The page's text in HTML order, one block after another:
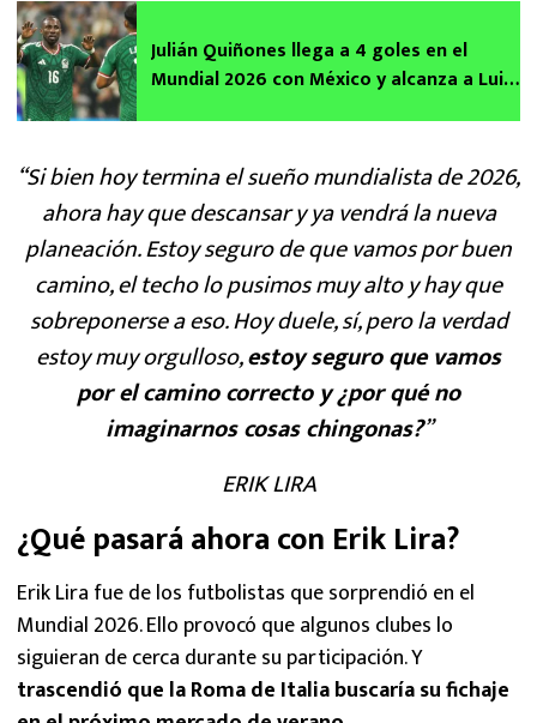
Julián Quiñones llega a 4 goles en el
Mundial 2026 con México y alcanza a Luis
“Si bien hoy termina el sueño mundialista de 2026,
ahora hay que descansar y ya vendrá la nueva
planeación. Estoy seguro de que vamos por buen
camino, el techo lo pusimos muy alto y hay que
sobreponerse a eso. Hoy duele, sí, pero la verdad
estoy muy orgulloso,estoy seguro que vamos
por el camino correcto y ¿por qué no
imaginarnos cosas chingonas?”
ERIK LIRA
¿Qué pasará ahora con Erik Lira?
Erik Lira fue de los futbolistas que sorprendió en el
Mundial 2026. Ello provocó que algunos clubes lo
siguieran de cerca durante su participación. Y
trascendió que la Roma de Italia buscaría su fichaje